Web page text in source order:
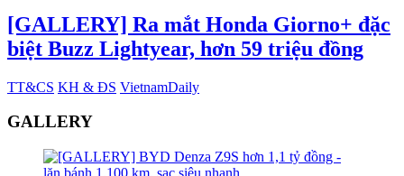
[GALLERY] Ra mắt Honda Giorno+ đặc
biệt Buzz Lightyear, hơn 59 triệu đồng
TT&CS KH & ĐS VietnamDaily
GALLERY